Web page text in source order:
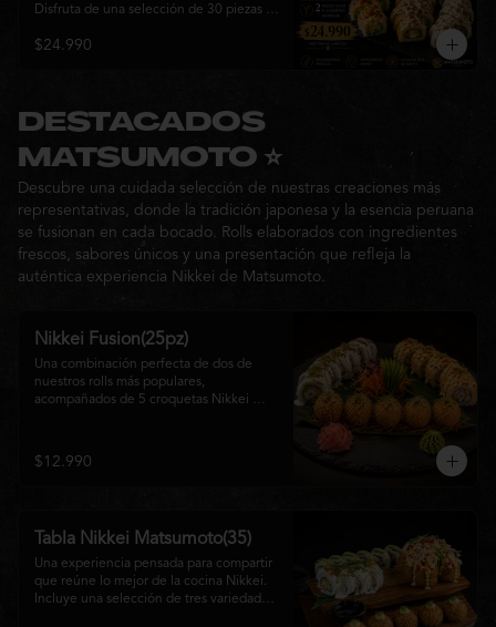
Disfruta de una selección de 30 piezas
frescos, acompañadas de 2 Pisco Sour o
a Matsumoto Nikkei.
Ideal para: una cita, una salida con
amigos o una noche especial llena de
sabor y buena compañía.
$24.990
DESTACADOS
MATSUMOTO ⭐
Descubre una cuidada selección de nuestras creaciones más
representativas, donde la tradición japonesa y la esencia peruana
se fusionan en cada bocado. Rolls elaborados con ingredientes
frescos, sabores únicos y una presentación que refleja la
auténtica experiencia Nikkei de Matsumoto.
Nikkei Fusion(25pz)
Una combinación perfecta de dos de
nuestros rolls más populares,
acompañados de 5 croquetas Nikkei
cremosa salsa de la casa. Una tabla que
reúne diferentes texturas y sabores, ideal
$12.990
Tabla Nikkei Matsumoto(35)
Una experiencia pensada para compartir
que reúne lo mejor de la cocina Nikkei.
Incluye una selección de tres variedades